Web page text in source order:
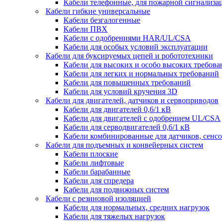
Кабели телефонные, для пожарной
Кабели гибкие универсальные
Кабели безгалогенные
Кабели ПВХ
Кабели с одобрениями HAR/UL/CSA
Кабели для особых условий эксплуатации
Кабели для буксируемых цепей и робототехники
Кабели для высоких и особо высоких
Кабели для легких и нормальных требований
Кабели для повышенных требований
Кабели для условий кручения 3D
Кабели для двигателей, датчиков и сервоприводов
Кабели для двигателей 0,6/1 кВ
Кабели для двигателей с одобрением UL/CSA
Кабели для серводвигателей 0,6/1 кВ
Кабели комбинированные для датчиков,
Кабели для подъемных и конвейерных систем
Кабели плоские
Кабели лифтовые
Кабели барабанные
Кабели для спредера
Кабели для подвижных систем
Кабели с резиновой изоляцией
Кабели для нормальных, средних нагрузок
Кабели для тяжелых нагрузок